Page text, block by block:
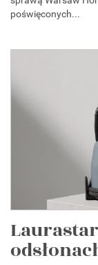
poświęconych...